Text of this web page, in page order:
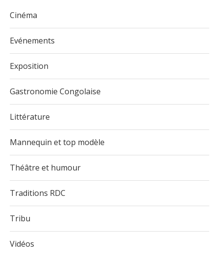
Cinéma
Evénements
Exposition
Gastronomie Congolaise
Littérature
Mannequin et top modèle
Théâtre et humour
Traditions RDC
Tribu
Vidéos